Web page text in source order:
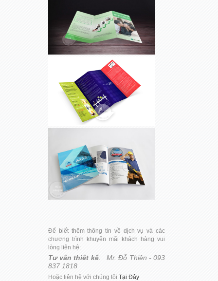
Để biết thêm thông tin về dịch vụ và các
chương trình khuyến mãi khách hàng vui
lòng liên hệ:
Tư vấn thiết kế: Mr. Đỗ Thiên - 093
837 1818
Hoặc liên hệ với chúng tôi Tại Đây